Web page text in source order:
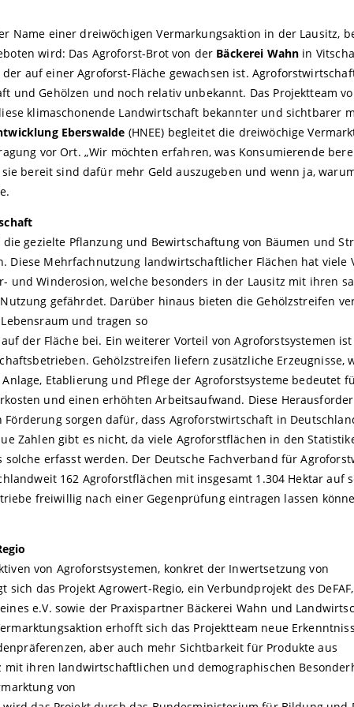
Name einer dreiwöchigen Vermarkungsaktion in der Lausitz,
wird: Das Agroforst-Brot von der Bäckerei Wahn in
der auf einer Agroforst-Fläche gewachsen ist.
und Gehölzen und noch relativ unbekannt. Das Projektteam
klimaschonende Landwirtschaft bekannter und sichtbarer
Eberswalde (HNEE) begleitet die dreiwöchige
vor Ort. „Wir möchten erfahren, was Konsumierende
bereit sind dafür mehr Geld auszugeben und wenn ja,
gezielte Pflanzung und Bewirtschaftung von Bäumen und
Diese Mehrfachnutzung landwirtschaftlicher Flächen hat viele
und Winderosion, welche besonders in der Lausitz mit ihren
gefährdet. Darüber hinaus bieten die Gehölzstreifen
und tragen so
der Fläche bei. Ein weiterer Vorteil von Agroforstsystemen
Gehölzstreifen liefern zusätzliche Erzeugnisse,
Etablierung und Pflege der Agroforstsysteme bedeutet
und einen erhöhten Arbeitsaufwand. Diese
sorgen dafür, dass Agroforstwirtschaft in
Zahlen gibt es nicht, da viele Agroforstflächen in den
erfasst werden. Der Deutsche Fachverband für
162 Agroforstflächen mit insgesamt 1.304 Hektar auf
freiwillig nach einer Gegenprüfung eintragen lassen
von Agroforstsystemen, konkret der Inwertsetzung von
das Projekt Agrowert-Regio, ein Verbundprojekt des
e.V. sowie der Praxispartner Bäckerei Wahn und
erhofft sich das Projektteam neue
aber auch mehr Sichtbarkeit für Produkte aus
mit ihren landwirtschaftlichen und demographischen
von